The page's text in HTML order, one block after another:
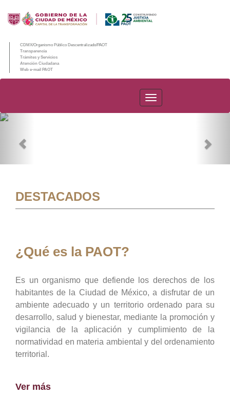
CDMX/Organismo Público Descentralizado/PAOT
Transparencia
Trámites y Servicios
Atención Ciudadana
Web e-mail PAOT
PAOT
DESTACADOS
¿Qué es la PAOT?
Es un organismo que defiende los derechos de los
habitantes de la Ciudad de México, a disfrutar de un
ambiente adecuado y un territorio ordenado para su
desarrollo, salud y bienestar, mediante la promoción y
vigilancia de la aplicación y cumplimiento de la
normatividad en materia ambiental y del ordenamiento
territorial.
Ver más